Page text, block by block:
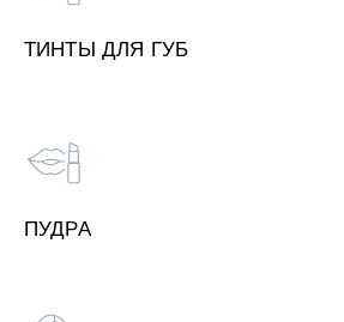
ТИНТЫ ДЛЯ ГУБ
ПУДРА